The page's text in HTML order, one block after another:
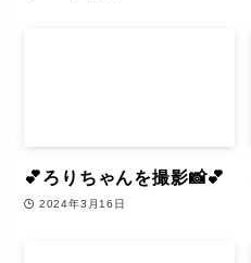
💕ろりちゃんを撮影📸💕
2024年3月16日